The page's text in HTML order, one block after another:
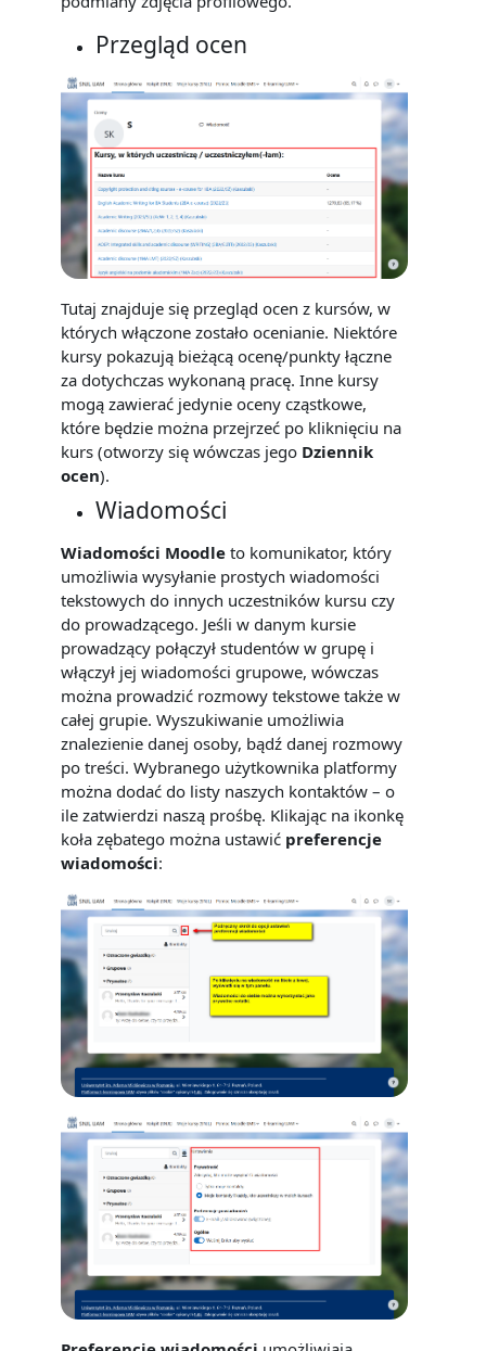
Przegląd ocen
Tutaj znajduje się przegląd ocen z kursów, w
których włączone zostało ocenianie. Niektóre
kursy pokazują bieżącą ocenę/punkty łączne
za dotychczas wykonaną pracę. Inne kursy
mogą zawierać jedynie oceny cząstkowe,
które będzie można przejrzeć po kliknięciu na
kurs (otworzy się wówczas jego Dziennik
ocen).
Wiadomości
Wiadomości Moodle to komunikator, który
umożliwia wysyłanie prostych wiadomości
tekstowych do innych uczestników kursu czy
do prowadzącego. Jeśli w danym kursie
prowadzący połączył studentów w grupę i
włączył jej wiadomości grupowe, wówczas
można prowadzić rozmowy tekstowe także w
całej grupie. Wyszukiwanie umożliwia
znalezienie danej osoby, bądź danej rozmowy
po treści. Wybranego użytkownika platformy
można dodać do listy naszych kontaktów – o
ile zatwierdzi naszą prośbę. Klikając na ikonkę
koła zębatego można ustawić preferencje
wiadomości: